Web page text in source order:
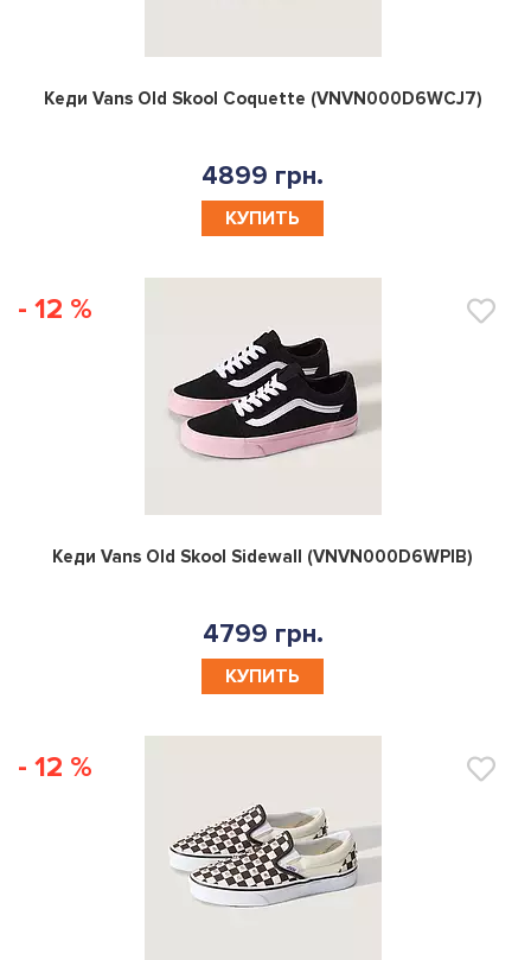
0
Кеди Vans Old Skool Coquette (VNVN000D6WCJ7)
4899 грн.
КУПИТЬ
- 12 %
0
Кеди Vans Old Skool Sidewall (VNVN000D6WPIB)
4799 грн.
КУПИТЬ
- 12 %